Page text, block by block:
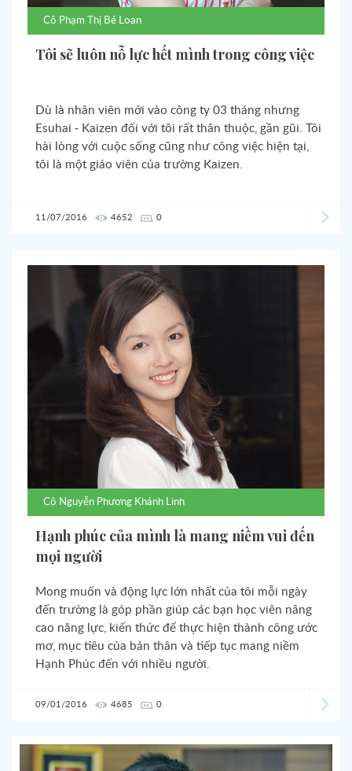
Cô Phạm Thị Bé Loan
Tôi sẽ luôn nỗ lực hết mình trong công việc
Dù là nhân viên mới vào công ty 03 tháng nhưng
Esuhai - Kaizen đối với tôi rất thân thuộc, gần gũi. Tôi
hài lòng với cuộc sống cũng như công việc hiện tại,
tôi là một giáo viên của trường Kaizen.
11/07/2016 4652 0
Cô Nguyễn Phương Khánh Linh
Hạnh phúc của mình là mang niềm vui đến
mọi người
Mong muốn và động lực lớn nhất của tôi mỗi ngày
đến trường là góp phần giúp các bạn học viên nâng
cao năng lực, kiến thức để thực hiện thành công ước
mơ, mục tiêu của bản thân và tiếp tục mang niềm
Hạnh Phúc đến với nhiều người.
09/01/2016 4685 0